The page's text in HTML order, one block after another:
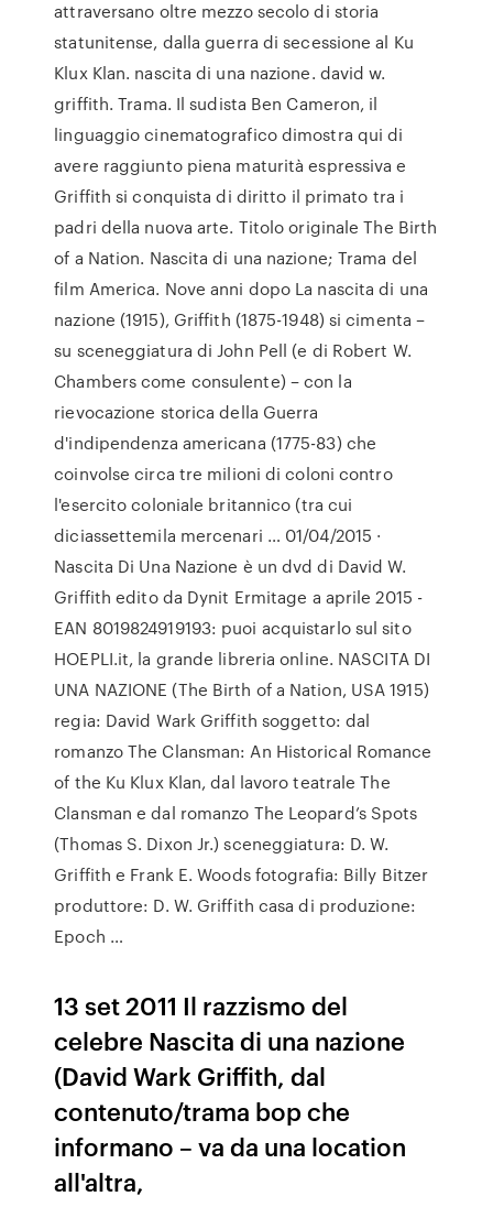
attraversano oltre mezzo secolo di storia
statunitense, dalla guerra di secessione al Ku
Klux Klan. nascita di una nazione. david w.
griffith. Trama. Il sudista Ben Cameron, il
linguaggio cinematografico dimostra qui di
avere raggiunto piena maturità espressiva e
Griffith si conquista di diritto il primato tra i
padri della nuova arte. Titolo originale The Birth
of a Nation. Nascita di una nazione; Trama del
film America. Nove anni dopo La nascita di una
nazione (1915), Griffith (1875-1948) si cimenta –
su sceneggiatura di John Pell (e di Robert W.
Chambers come consulente) – con la
rievocazione storica della Guerra
d'indipendenza americana (1775-83) che
coinvolse circa tre milioni di coloni contro
l'esercito coloniale britannico (tra cui
diciassettemila mercenari … 01/04/2015 ·
Nascita Di Una Nazione è un dvd di David W.
Griffith edito da Dynit Ermitage a aprile 2015 -
EAN 8019824919193: puoi acquistarlo sul sito
HOEPLI.it, la grande libreria online. NASCITA DI
UNA NAZIONE (The Birth of a Nation, USA 1915)
regia: David Wark Griffith soggetto: dal
romanzo The Clansman: An Historical Romance
of the Ku Klux Klan, dal lavoro teatrale The
Clansman e dal romanzo The Leopard’s Spots
(Thomas S. Dixon Jr.) sceneggiatura: D. W.
Griffith e Frank E. Woods fotografia: Billy Bitzer
produttore: D. W. Griffith casa di produzione:
Epoch …
13 set 2011 Il razzismo del
celebre Nascita di una nazione
(David Wark Griffith, dal
contenuto/trama bop che
informano – va da una location
all'altra,